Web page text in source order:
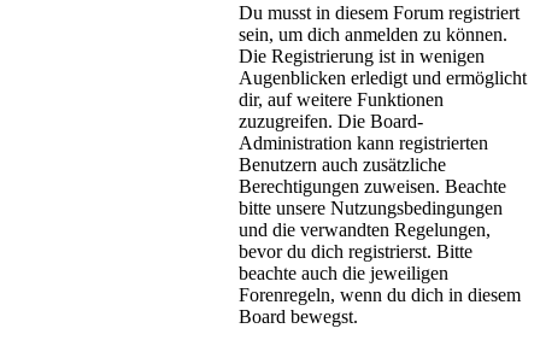
Du musst in diesem Forum registriert
sein, um dich anmelden zu können.
Die Registrierung ist in wenigen
Augenblicken erledigt und ermöglicht
dir, auf weitere Funktionen
zuzugreifen. Die Board-
Administration kann registrierten
Benutzern auch zusätzliche
Berechtigungen zuweisen. Beachte
bitte unsere Nutzungsbedingungen
und die verwandten Regelungen,
bevor du dich registrierst. Bitte
beachte auch die jeweiligen
Forenregeln, wenn du dich in diesem
Board bewegst.